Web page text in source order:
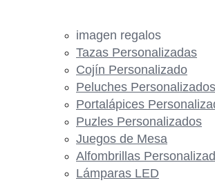
imagen regalos
Tazas Personalizadas
Cojín Personalizado
Peluches Personalizados
Portalápices
Puzles Personalizados
Juegos de Mesa
Alfombrillas
Lámparas LED